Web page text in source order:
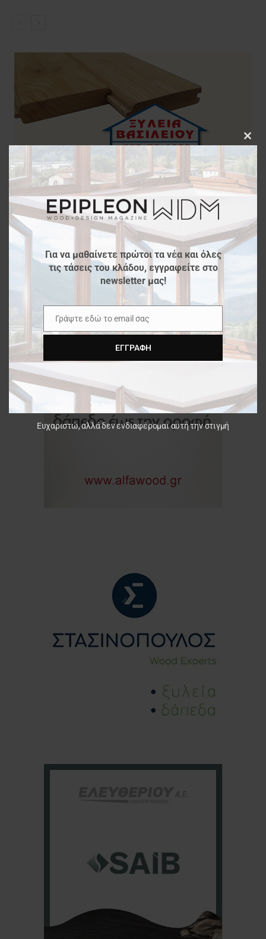
Για να μαθαίνετε πρώτοι τα νέα και όλες
τις τάσεις του κλάδου, εγγραφείτε στο
newsletter μας!
Email
Γράψτε εδώ το email σας
ΕΓΓΡΑΦΉ
Ευχαριστώ, αλλά δεν ενδιαφέρομαι αυτή την στιγμή